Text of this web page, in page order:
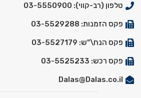
טלפון (רב-קווי): 03-5550900
פקס הזמנות: 03-5529288
פקס הנח\"ש: 03-5527179
פקס רכש: 03-5525233
Dalas@Dalas.co.il